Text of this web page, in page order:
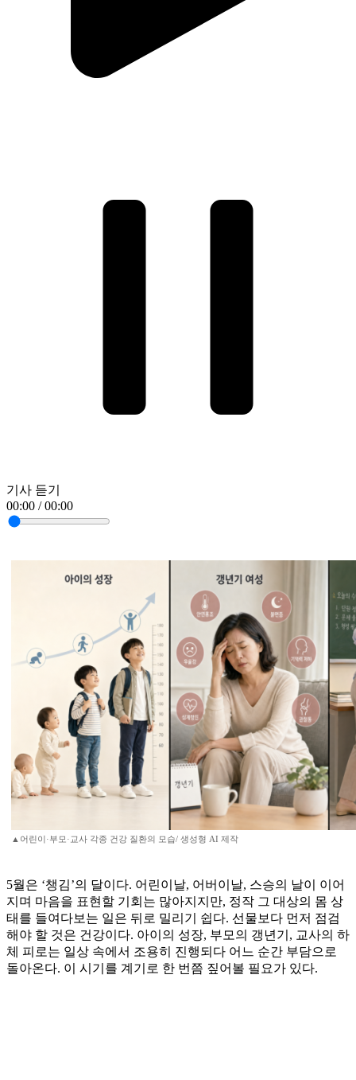
기사 듣기
00:00 / 00:00
▲어린이·부모·교사 각종 건강 질환의 모습/ 생성형 AI 제작
5월은 ‘챙김’의 달이다. 어린이날, 어버이날, 스승의 날이 이어
지며 마음을 표현할 기회는 많아지지만, 정작 그 대상의 몸 상
태를 들여다보는 일은 뒤로 밀리기 쉽다. 선물보다 먼저 점검
해야 할 것은 건강이다. 아이의 성장, 부모의 갱년기, 교사의 하
체 피로는 일상 속에서 조용히 진행되다 어느 순간 부담으로
돌아온다. 이 시기를 계기로 한 번쯤 짚어볼 필요가 있다.